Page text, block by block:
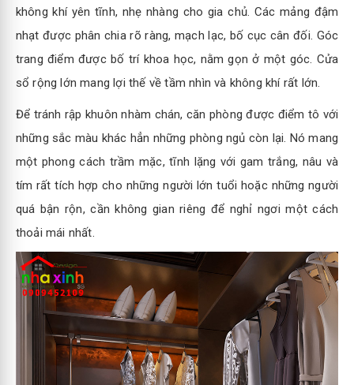
không khí yên tĩnh, nhẹ nhàng cho gia chủ. Các mảng đậm
nhạt được phân chia rõ ràng, mạch lạc, bố cục cân đối. Góc
trang điểm được bố trí khoa học, nằm gọn ở một góc. Cửa
sổ rộng lớn mang lợi thế về tầm nhìn và không khí rất lớn.
Để tránh rập khuôn nhàm chán, căn phòng được điểm tô với
những sắc màu khác hẳn những phòng ngủ còn lại. Nó mang
một phong cách trầm mặc, tĩnh lặng với gam trắng, nâu và
tím rất tích hợp cho những người lớn tuổi hoặc những người
quá bận rộn, cần không gian riêng để nghỉ ngơi một cách
thoải mái nhất.